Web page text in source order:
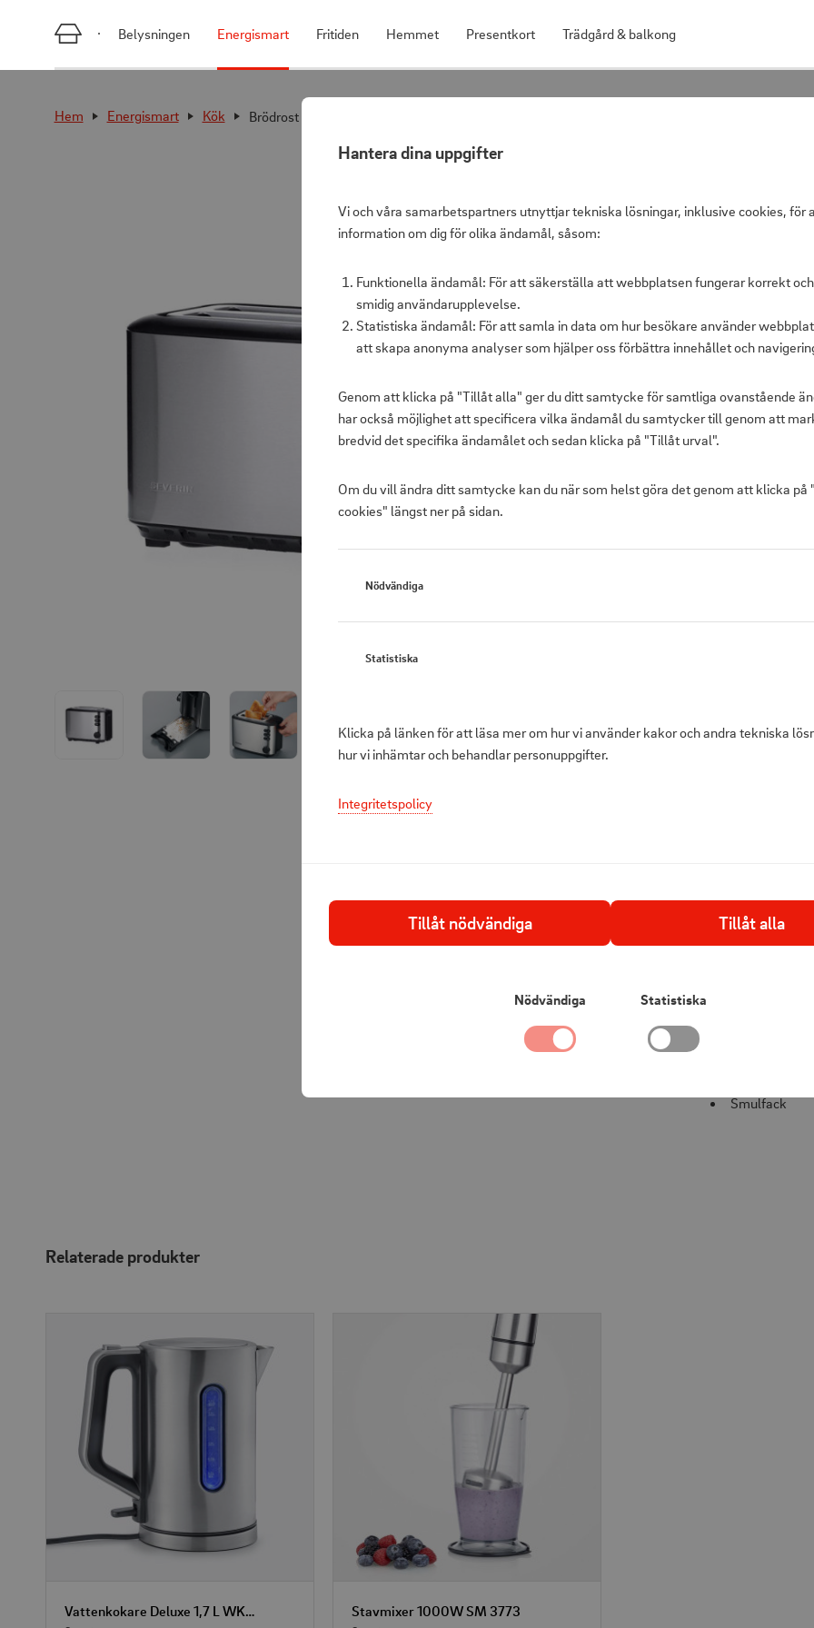
Hantera dina uppgifter
Vi och våra samarbetspartners utnyttjar tekniska lösningar, inklusive cookies, för
information om dig för olika ändamål, såsom:
Funktionella ändamål: För att säkerställa att webbplatsen fungerar korrekt
smidig användarupplevelse.
Statistiska ändamål: För att samla in data om hur besökare använder
att skapa anonyma analyser som hjälper oss förbättra innehållet och
Genom att klicka på "Tillåt alla" ger du ditt samtycke för samtliga ovanstående
har också möjlighet att specificera vilka ändamål du samtycker till genom att
bredvid det specifika ändamålet och sedan klicka på "Tillåt urval".
Om du vill ändra ditt samtycke kan du när som helst göra det genom att klicka på
cookies" längst ner på sidan.
Nödvändiga
Statistiska
Klicka på länken för att läsa mer om hur vi använder kakor och andra tekniska
hur vi inhämtar och behandlar personuppgifter.
Integritetspolicy
Tillåt nödvändiga Tillåt alla
Nödvändiga Statistiska
Belysningen Energismart Fritiden Hemmet Presentkort Trädgård & balkong
Hem Energismart Kök Brödrost 2-skivor AT 2514
Brödrost 2-
Shoppris
Brödrost i
funktioner som
utrustad med
att värma bröd
Ställning för
Smulfack
Relaterade produkter
Vattenkokare Deluxe 1,7 L WK 3402 Stavmixer 1000W SM 3773